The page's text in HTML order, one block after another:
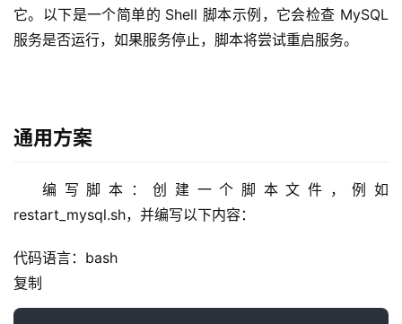
它。以下是一个简单的 Shell 脚本示例，它会检查 MySQL
服务是否运行，如果服务停止，脚本将尝试重启服务。
通用方案
编写脚本：创建一个脚本文件，例如
restart_mysql.sh，并编写以下内容：
代码语言： bash
复制